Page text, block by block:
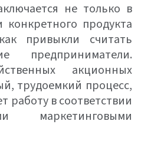
не только в
продукта
привыкли считать
предприниматели.
акционных
трудоемкий процесс,
работу в соответствии
маркетинговыми